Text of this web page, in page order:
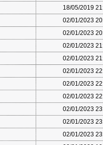
18/05/2019
02/01/2023
02/01/2023
02/01/2023
02/01/2023
02/01/2023
02/01/2023
02/01/2023
02/01/2023
02/01/2023
02/01/2023